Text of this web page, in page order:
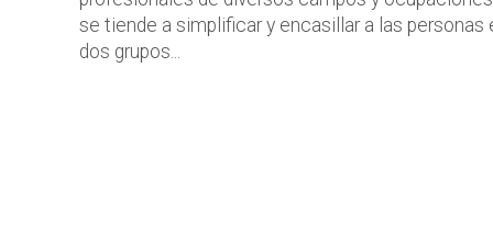
se tiende a simplificar y encasillar a las personas
dos grupos...